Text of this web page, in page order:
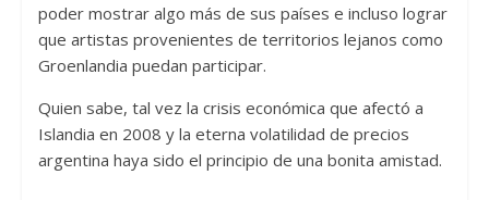
poder mostrar algo más de sus países e incluso lograr
que artistas provenientes de territorios lejanos como
Groenlandia puedan participar.
Quien sabe, tal vez la crisis económica que afectó a
Islandia en 2008 y la eterna volatilidad de precios
argentina haya sido el principio de una bonita amistad.